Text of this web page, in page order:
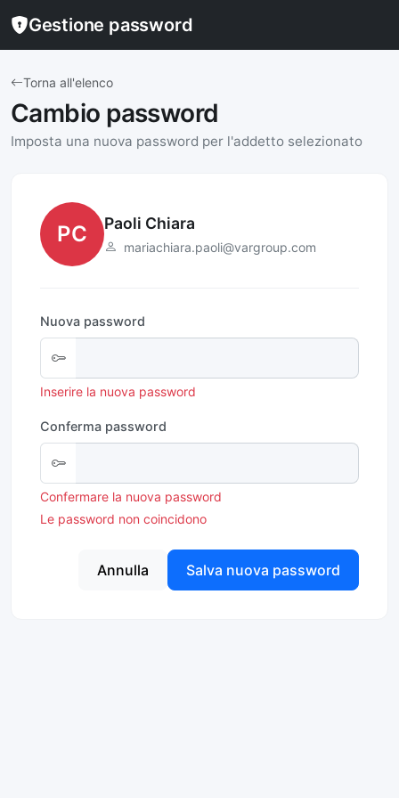
Gestione password
Torna all'elenco
Cambio password
Imposta una nuova password per l'addetto selezionato
PC Paoli Chiara
mariachiara.paoli@vargroup.com
Nuova password
Inserire la nuova password
Conferma password
Confermare la nuova password
Le password non coincidono
Annulla